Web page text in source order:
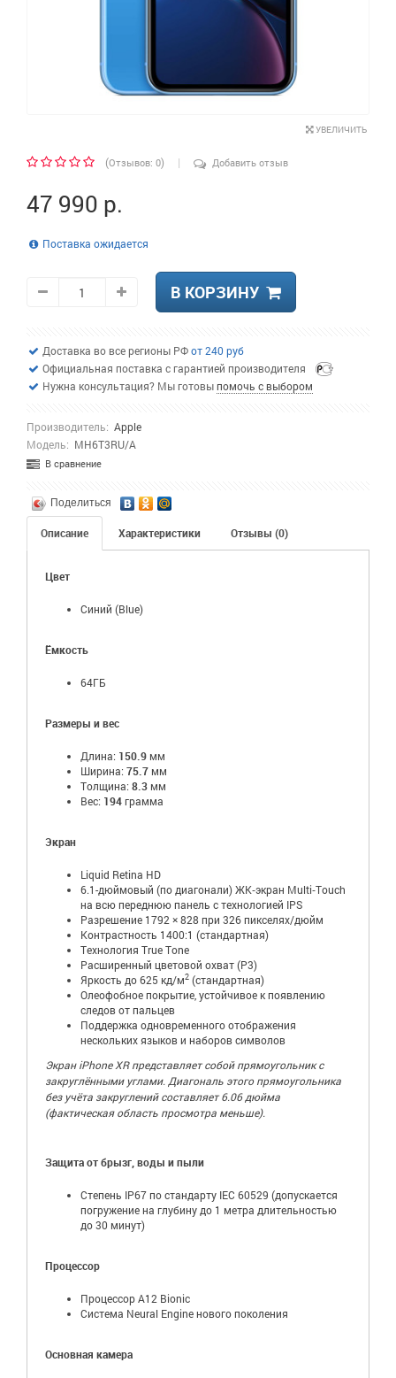
УВЕЛИЧИТЬ
(Отзывов: 0) | Добавить отзыв
47 990 р.
Поставка ожидается
В КОРЗИНУ
Доставка во все регионы РФот 240 руб
Официальная поставка с гарантией производителя
Нужна консультация? Мы готовыпомочь с выбором
Производитель: Apple
Модель: MH6T3RU/A
В сравнение
Поделиться
Описание Характеристики Отзывы (0)
Цвет
Синий (Blue)
Ёмкость
64ГБ
Размеры и вес
Длина: 150.9 мм
Ширина: 75.7 мм
Толщина: 8.3 мм
Вес: 194грамма
Экран
Liquid Retina HD
6.1-дюймовый (по диагонали) ЖК‑экран Multi‑Touch
на всю переднюю панель с технологией IPS
Разрешение 1792 × 828 при 326 пикселях/дюйм
Контрастность 1400:1 (стандартная)
Технология True Tone
Расширенный цветовой охват (P3)
Яркость до 625 кд/м2 (стандартная)
Олеофобное покрытие, устойчивое к появлению
следов от пальцев
Поддержка одновременного отображения
нескольких языков и наборов символов
Экран iPhone XR представляет собой прямоугольник с
закруглёнными углами. Диагональ этого прямоугольника
без учёта закруглений составляет 6.06 дюйма
(фактическая область просмотра меньше).
Защита от брызг, воды и пыли
Степень IP67 по стандарту IEC 60529 (допускается
погружение на глубину до 1 метра длительностью
до 30 минут)
Процессор
Процессор A12 Bionic
Система Neural Engine нового поколения
Основная камера